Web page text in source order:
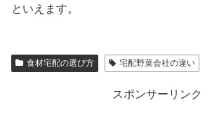
といえます。
食材宅配の選び方 宅配野菜会社の違い
スポンサーリンク